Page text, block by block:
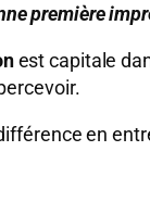
première
est capitale
en